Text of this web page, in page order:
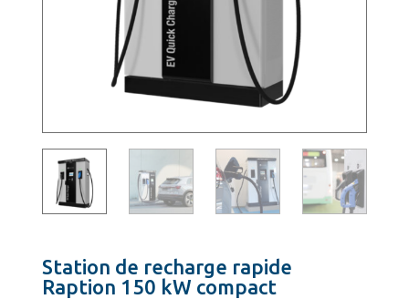
Station de recharge rapide
Raption 150 kW compact